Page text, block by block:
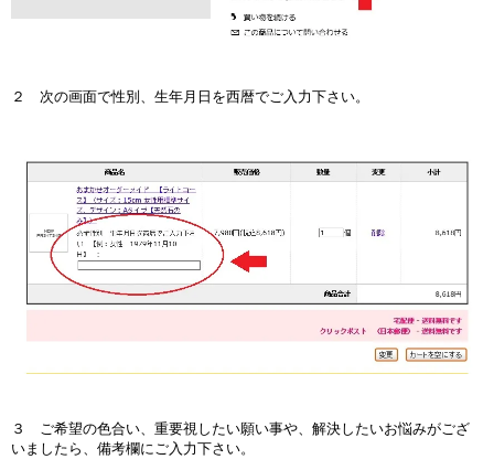
２ 次の画面で性別、生年月日を西暦でご入力下さい。
３ ご希望の色合い、重要視したい願い事や、解決したいお悩みがござ
いましたら、備考欄にご入力下さい。